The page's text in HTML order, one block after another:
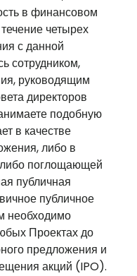
в финансовом
четырех
с данной
сотрудником,
руководящим
директоров
подобную
в качестве
либо в
либо поглощающей
публичная
публичное
необходимо
Проектах до
предложения и
акций (IPO).